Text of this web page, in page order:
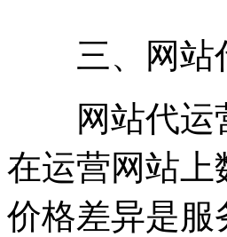
三、网站
网站代运营
在运营网站上
价格差异是服